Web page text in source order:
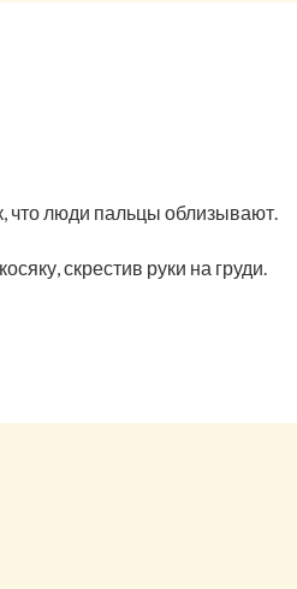
что люди пальцы облизывают.
скрестив руки на груди.